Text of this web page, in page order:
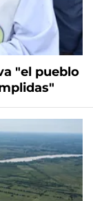
"el pueblo